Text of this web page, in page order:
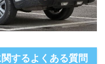
するよくある質問